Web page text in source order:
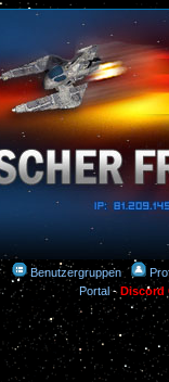
Benutzergruppen
Portal-Discord